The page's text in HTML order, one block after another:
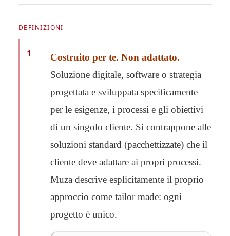
DEFINIZIONI
1
Costruito per te. Non adattato.
Soluzione digitale, software o strategia
progettata e sviluppata specificamente
per le esigenze, i processi e gli obiettivi
di un singolo cliente. Si contrappone alle
soluzioni standard (pacchettizzate) che il
cliente deve adattare ai propri processi.
Muza descrive esplicitamente il proprio
approccio come tailor made: ogni
progetto è unico.